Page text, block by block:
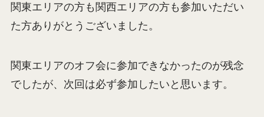
関東エリアの方も関西エリアの方も参加いただい
た方ありがとうございました。
関東エリアのオフ会に参加できなかったのが残念
でしたが、次回は必ず参加したいと思います。